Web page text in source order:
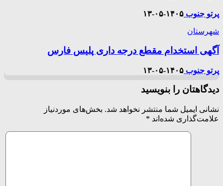
پرتو جنوب ۱۴۰۵-۰۵-۱۳
شهرستان
آگهی استخدام مقطع درجه داری پلیس فارس
پرتو جنوب ۱۴۰۵-۰۵-۱۳
دیدگاهتان را بنویسید
نشانی ایمیل شما منتشر نخواهد شد. بخش‌های موردنیاز
علامت‌گذاری شده‌اند *